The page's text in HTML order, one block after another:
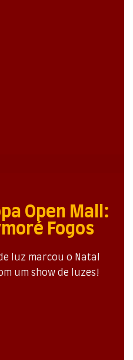
Open Mall:
Fogos
luz marcou o Natal
um show de luzes!